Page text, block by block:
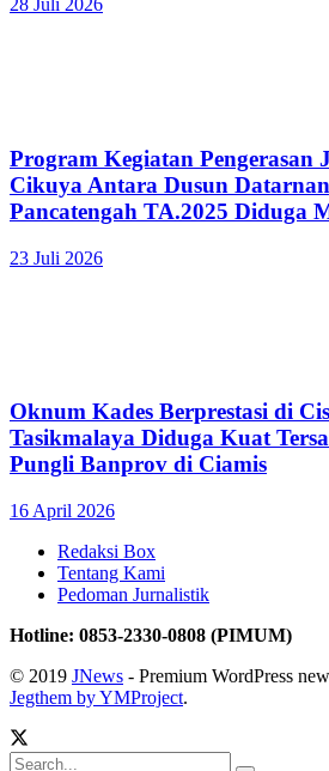
28 Juli 2026
Program Kegiatan Pengerasan
Cikuya Antara Dusun
Pancatengah TA.2025 Diduga
23 Juli 2026
Oknum Kades Berprestasi di
Tasikmalaya Diduga Kuat
Pungli Banprov di Ciamis
16 April 2026
Redaksi Box
Tentang Kami
Pedoman Jurnalistik
Hotline: 0853-2330-0808 (PIMUM)
© 2019 JNews - Premium WordPress
Jegthem by YMProject.